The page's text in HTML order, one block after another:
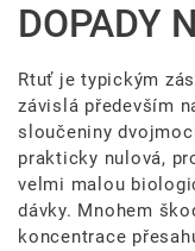
DOPADY
Rtuť je typickým
závislá především
sloučeniny
prakticky nulová,
velmi malou
dávky. Mnohem
koncentrace